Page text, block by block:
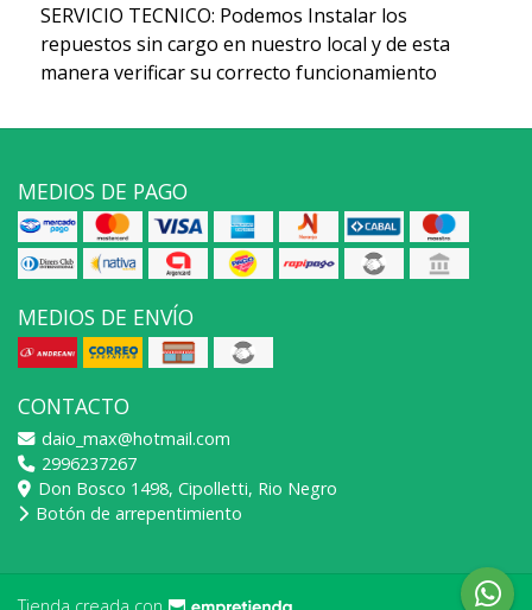
SERVICIO TECNICO: Podemos Instalar los
repuestos sin cargo en nuestro local y de esta
manera verificar su correcto funcionamiento
MEDIOS DE PAGO
MEDIOS DE ENVÍO
CONTACTO
daio_max@hotmail.com
2996237267
Don Bosco 1498, Cipolletti, Rio Negro
Botón de arrepentimiento